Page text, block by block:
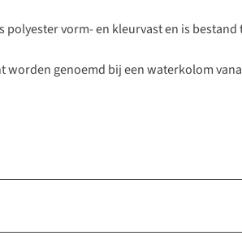
vorm- en kleurvast en is bestand
genoemd bij een waterkolom